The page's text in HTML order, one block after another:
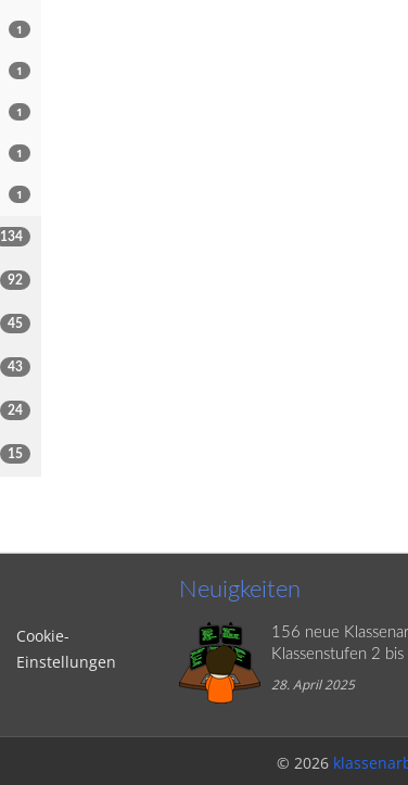
1
1
1
1
1
134
92
45
43
24
15
Cookie-
Einstellungen
Neuigkeiten
156 neue
Klassenstufen 2 bis
28. April 2025
© 2026